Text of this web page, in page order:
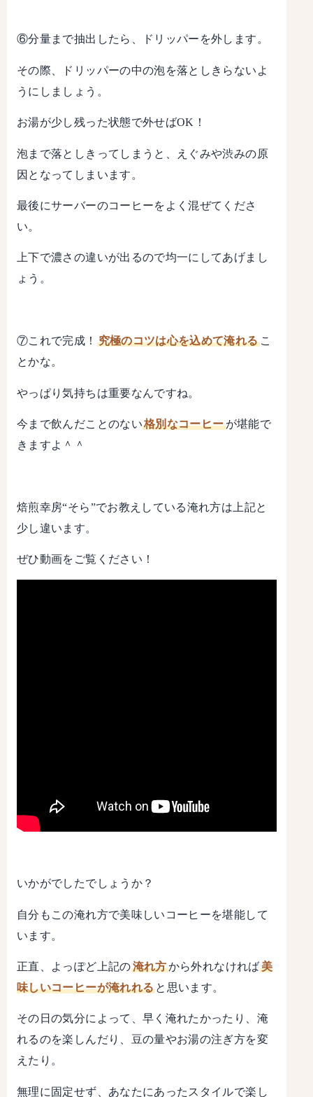
⑥分量まで抽出したら、ドリッパーを外します。
その際、ドリッパーの中の泡を落としきらないよ
うにしましょう。
お湯が少し残った状態で外せばOK！
泡まで落としきってしまうと、えぐみや渋みの原
因となってしまいます。
最後にサーバーのコーヒーをよく混ぜてくださ
い。
上下で濃さの違いが出るので均一にしてあげまし
ょう。
⑦これで完成！ 究極のコツは心を込めて淹れるこ
とかな。
やっぱり気持ちは重要なんですね。
今まで飲んだことのない格別なコーヒーが堪能で
きますよ＾＾
焙煎幸房“そら”でお教えしている淹れ方は上記と
少し違います。
ぜひ動画をご覧ください！
いかがでしたでしょうか？
自分もこの淹れ方で美味しいコーヒーを堪能して
います。
正直、よっぽど上記の淹れ方から外れなければ美
味しいコーヒーが淹れれる と思います。
その日の気分によって、早く淹れたかったり、淹
れるのを楽しんだり、豆の量やお湯の注ぎ方を変
えたり。
無理に固定せず、あなたにあったスタイルで楽し